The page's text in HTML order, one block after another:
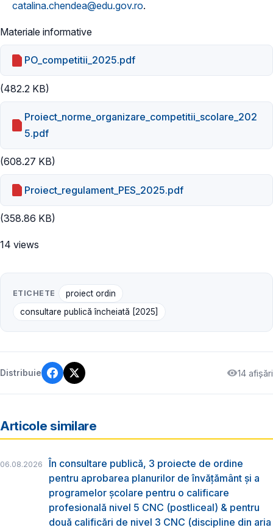
catalina.chendea@edu.gov.ro.
Materiale informative
PO_competitii_2025.pdf
(482.2 KB)
Proiect_norme_organizare_competitii_scolare_202
5.pdf
(608.27 KB)
Proiect_regulament_PES_2025.pdf
(358.86 KB)
14 views
ETICHETE
proiect ordin
consultare publică încheiată [2025]
Distribuie 14 afișări
Articole similare
06.08.2026
În consultare publică, 3 proiecte de ordine
pentru aprobarea planurilor de învățământ și a
programelor școlare pentru o calificare
profesională nivel 5 CNC (postliceal) & pentru
două calificări de nivel 3 CNC (discipline din aria